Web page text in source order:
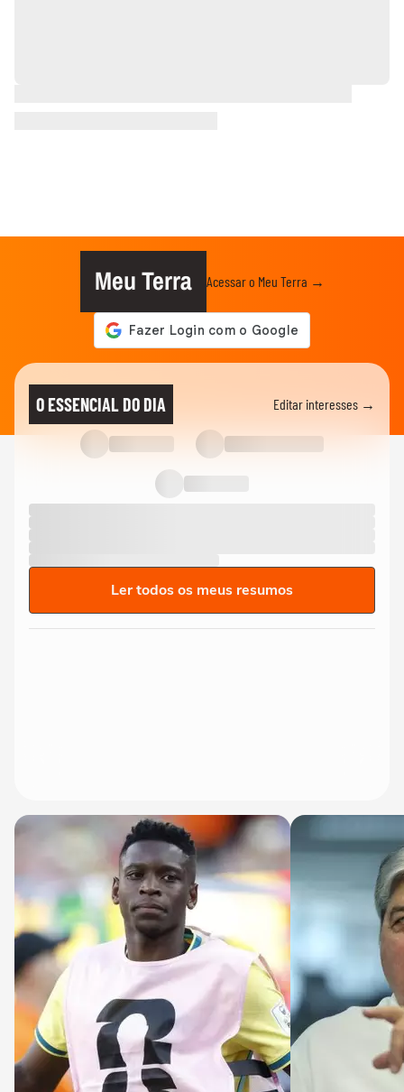
Meu Terra Acessar o Meu Terra →
O ESSENCIAL DO DIA Editar interesses →
Ler todos os meus resumos